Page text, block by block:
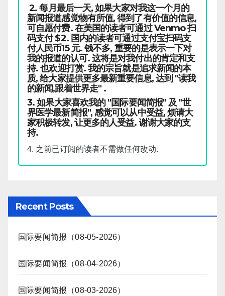
2. 每月最后一天, 如果大家对我这一个月的
新闻报道感觉物有所值, 得到了有价值的信息,
可自愿付费. 在美国的读者可通过 Venmo 扫
码支付 $2. 国内的读者可通过支付宝扫码支
付人民币15 元. 钱不多, 重要的是表示一下对
我的报道的认可. 这将是对我付出的肯定和支
持. 也欢迎打赏. 我的宗旨就是追求新闻的本
质, 给大家提供更多最新重要信息, 达到 "读我
的新闻,跟着世界走" .
3. 如果大家喜欢我的 "国际要闻简报" 及 "世
界医学最新简报", 感觉可以从中受益, 烦请大
家积极转发, 让更多的人受益. 谢谢大家的支
持.
4. 之前已订阅的读者不需做任何改动.
Recent Posts
国际要闻简报（08-05-2026）
国际要闻简报（08-04-2026）
国际要闻简报（08-03-2026）